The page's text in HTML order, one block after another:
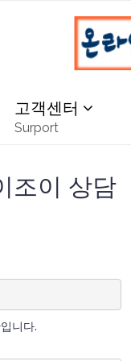
고객센터
Surport
조이 상담
니다.